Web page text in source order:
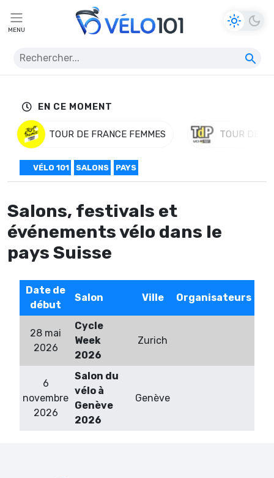
MENU
EN CE MOMENT
TOUR DE FRANCE FEMMES TOUR DE
VÉLO 101 SALONS PAYS
Salons, festivals et
événements vélo dans le
pays Suisse
Date de
début
Salon Ville Organisateurs
28 mai
2026
Cycle
Week
2026
Zurich
6
novembre
2026
Salon du
vélo à
Genève
2026
Genève